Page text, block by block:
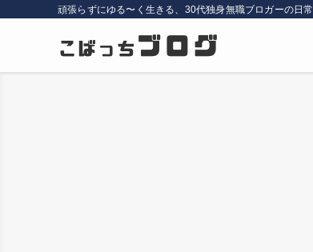
頑張らずにゆる〜く生きる、30代独身無職ブロガーの日常